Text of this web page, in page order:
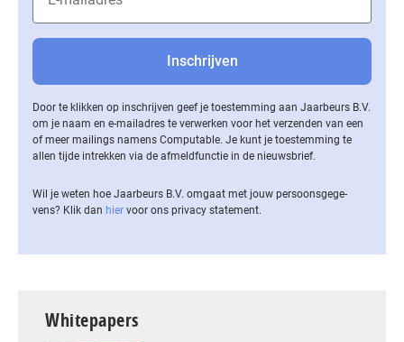
Door te klikken op inschrijven geef je toestemming aan Jaarbeurs B.V.
om je naam en e-mailadres te verwerken voor het verzenden van een
of meer mailings namens Computable. Je kunt je toestemming te
allen tijde intrekken via de af­meld­func­tie in de nieuwsbrief.
Wil je weten hoe Jaarbeurs B.V. omgaat met jouw per­soons­ge­ge­
vens? Klik dan hier voor ons privacy statement.
Whitepapers